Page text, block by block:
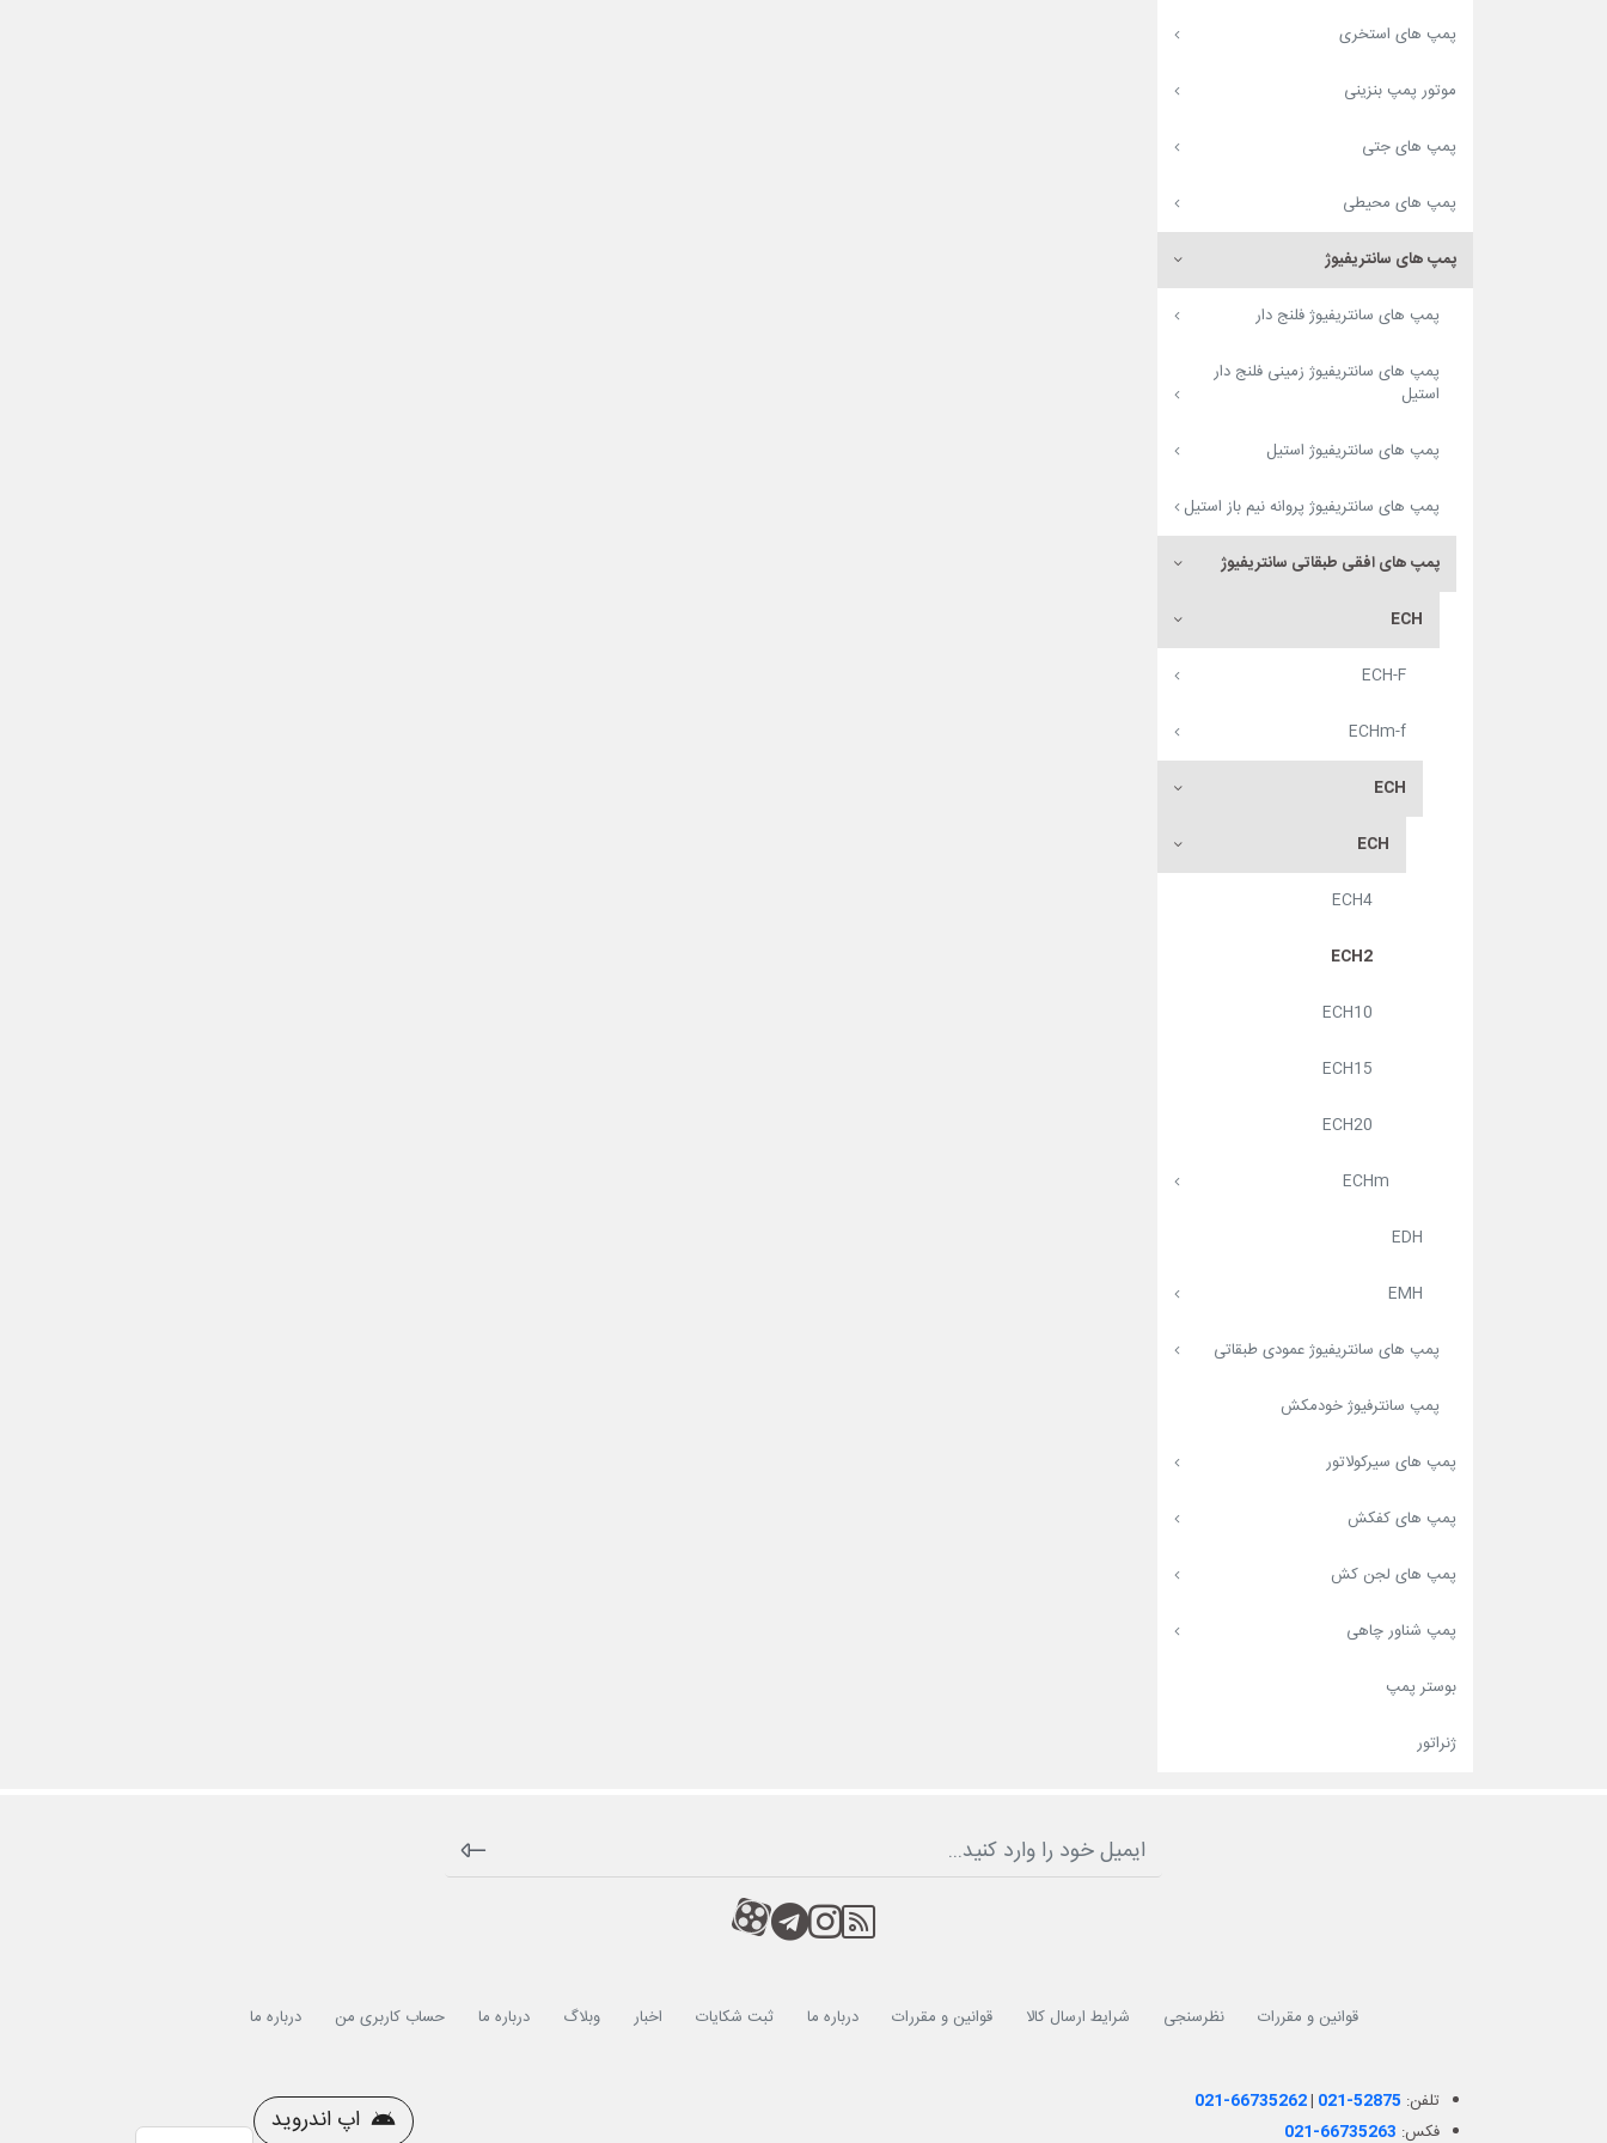
پمپ های استخری
موتور پمپ بنزینی
پمپ های جتی
پمپ های محیطی
پمپ های سانتریفیوژ
پمپ های سانتریفیوژ فلنج دار
پمپ های سانتریفیوژ زمینی فلنج دار
استیل
پمپ های سانتریفیوژ استیل
پمپ های سانتریفیوژ پروانه نیم باز استیل
پمپ های افقی طبقاتی سانتریفیوژ
ECH
ECH-F
ECHm-f
ECH
ECH
ECH4
ECH2
ECH10
ECH15
ECH20
ECHm
EDH
EMH
پمپ های سانتریفیوژ عمودی طبقاتی
پمپ سانترفیوژ خودمکش
پمپ های سیرکولاتور
پمپ های کفکش
پمپ های لجن کش
پمپ شناور چاهی
بوستر پمپ
ژنراتور
RSS
کانال آپارات
کانال تلگرام
کانال آپارات
قوانین و مقررات نظرسنجی شرایط ارسال کالا قوانین و مقررات درباره ما ثبت شکایات اخبار وبلاگ درباره ما حساب کاربری من درباره ما
تلفن: 021-66735262| 021-52875
فکس: 021-66735263 اپ اندروید